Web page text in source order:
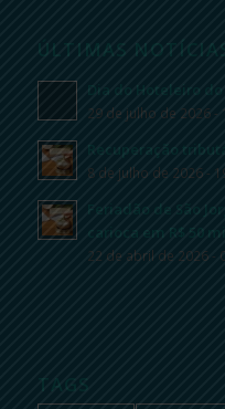
ÚLTIMAS
Dia do Hoteleiro do
29 de julho de 2026 -
Recuperação
8 de julho de 2026 -
Feriadão de São
carioca em R$ 50
22 de abril de 2026 -
TAGS